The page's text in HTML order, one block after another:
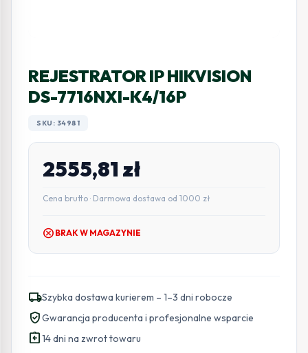
REJESTRATOR IP HIKVISION
DS-7716NXI-K4/16P
SKU: 34981
2555,81 zł
Cena brutto · Darmowa dostawa od 1000 zł
cancel BRAK W MAGAZYNIE
local_shippingSzybka dostawa kurierem – 1–3 dni robocze
verified_userGwarancja producenta i profesjonalne wsparcie
assignment_return14 dni na zwrot towaru